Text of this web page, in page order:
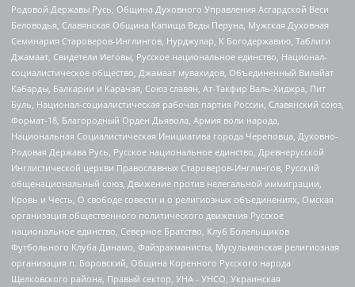
Родовой Державы Русь, Община Духовного Управления Асгардской Веси
Беловодья, Славянская Община Капища Веды Перуна, Мужская Духовная
Семинария Староверов-Инглингов, Нурджулар, К Богодержавию, Таблиги
Джамаат, Свидетели Иеговы, Русское национальное единство, Национал-
социалистическое общество, Джамаат мувахидов, Объединенный Вилайат
Кабарды, Балкарии и Карачая, Союз славян, Ат-Такфир Валь-Хиджра, Пит
Буль, Национал-социалистическая рабочая партия России, Славянский союз,
Формат-18, Благородный Орден Дьявола, Армия воли народа,
Национальная Социалистическая Инициатива города Череповца, Духовно-
Родовая Держава Русь, Русское национальное единство, Древнерусской
Инглистической церкви Православных Староверов-Инглингов, Русский
общенациональный союз, Движение против нелегальной иммиграции,
Кровь и Честь, О свободе совести и о религиозных объединениях, Омская
организация общественного политического движения Русское
национальное единство, Северное Братство, Клуб Болельщиков
Футбольного Клуба Динамо, Файзрахманисты, Мусульманская религиозная
организация п. Боровский, Община Коренного Русского народа
Щелковского района, Правый сектор, УНА - УНСО, Украинская